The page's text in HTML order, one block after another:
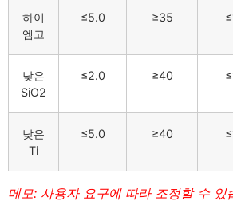
하이
엠고
≤5.0 ≥35
낮은
SiO2
≤2.0 ≥40
낮은
Ti
≤5.0 ≥40
메모: 사용자 요구에 따라 조정할 수 있